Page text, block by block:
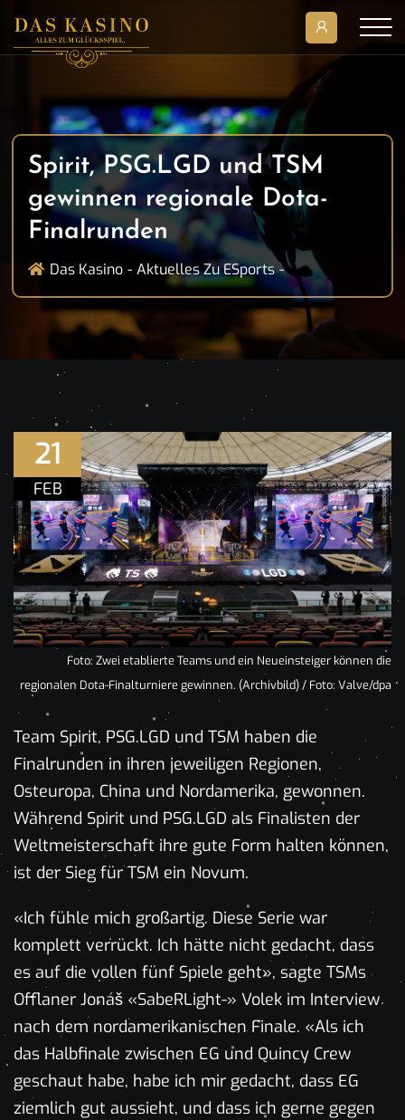
Spirit, PSG.LGD und TSM
gewinnen regionale Dota-
Finalrunden
Das Kasino Aktuelles Zu ESports
21
FEB
Foto: Zwei etablierte Teams und ein Neueinsteiger können die
regionalen Dota-Finalturniere gewinnen. (Archivbild) / Foto: Valve/dpa
Team Spirit, PSG.LGD und TSM haben die
Finalrunden in ihren jeweiligen Regionen,
Osteuropa, China und Nordamerika, gewonnen.
Während Spirit und PSG.LGD als Finalisten der
Weltmeisterschaft ihre gute Form halten können,
ist der Sieg für TSM ein Novum.
«Ich fühle mich großartig. Diese Serie war
komplett verrückt. Ich hätte nicht gedacht, dass
es auf die vollen fünf Spiele geht», sagte TSMs
Offlaner Jonáš «SabeRLight-» Volek im Interview
nach dem nordamerikanischen Finale. «Als ich
das Halbfinale zwischen EG und Quincy Crew
geschaut habe, habe ich mir gedacht, dass EG
ziemlich gut aussieht, und dass ich gerne gegen